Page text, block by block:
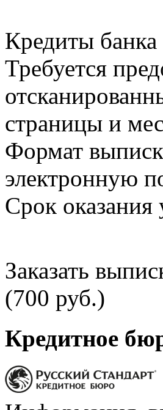
Кредиты банка
Требуется
страницы и
Формат
электронную
Срок оказания
Заказать
(700 руб.)
Кредитное